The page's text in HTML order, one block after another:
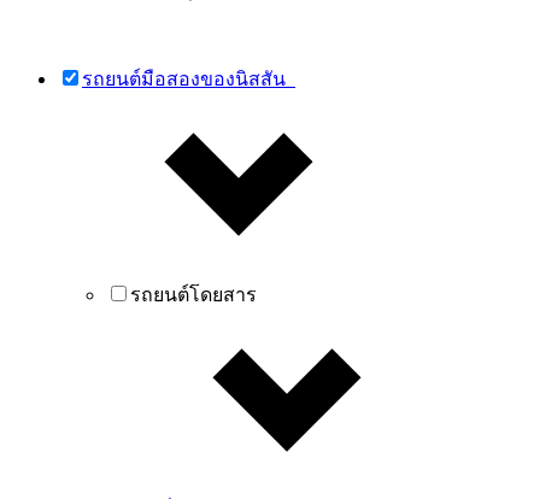
รถยนต์มือสองของนิสสัน
รถยนต์โดยสาร